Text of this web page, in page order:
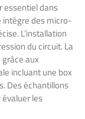
essentiel dans
intègre des micro-
L’installation
du circuit. La
aux
incluant une box
Des échantillons
les